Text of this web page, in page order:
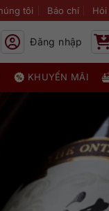
tôi Báo chí Hỏi
Đăng nhập
KHUYẾN MÃI